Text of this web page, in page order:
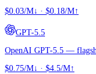
$0.03/M↓ · $0.18/M↑
GPT-5.5
OpenAI GPT-5.5 —
$0.75/M↓ · $4.5/M↑